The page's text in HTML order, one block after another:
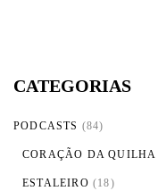
CATEGORIAS
PODCASTS (84)
CORAÇÃO DA QUILHA
ESTALEIRO (18)